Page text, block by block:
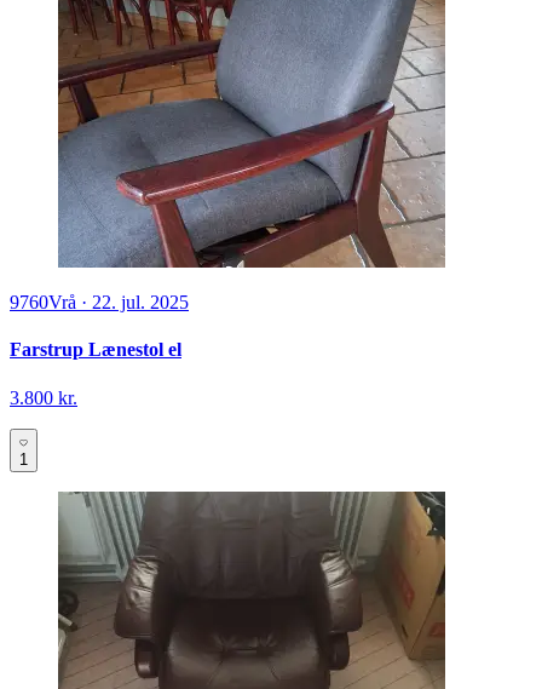
9760Vrå · 22. jul. 2025
Farstrup Lænestol el
3.800 kr.
1